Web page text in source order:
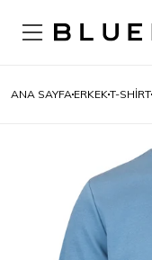
ANA SAYFA ERKEKT-SHIRT